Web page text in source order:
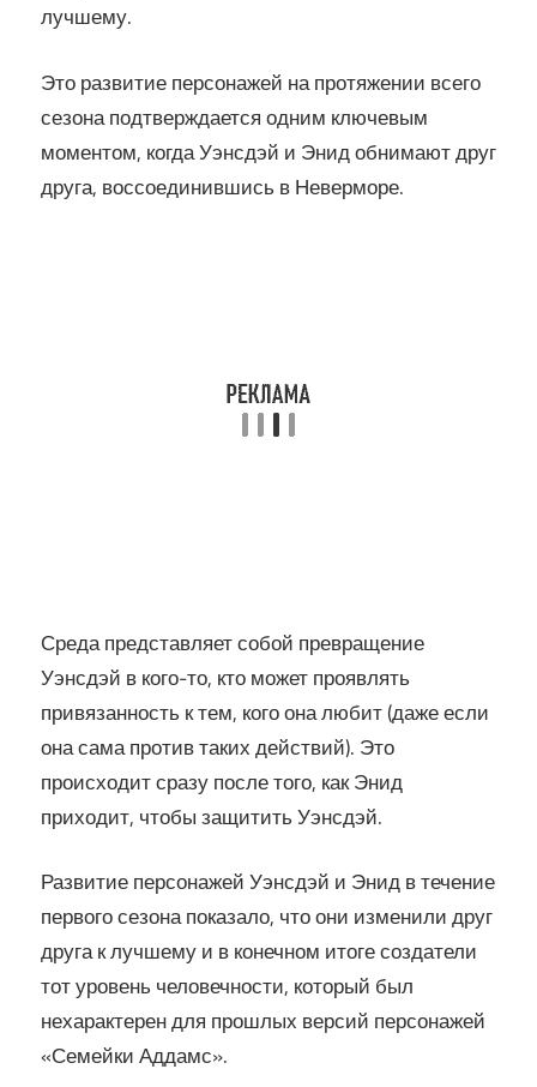
лучшему.
Это развитие персонажей на протяжении всего
сезона подтверждается одним ключевым
моментом, когда Уэнсдэй и Энид обнимают друг
друга, воссоединившись в Неверморе.
Среда представляет собой превращение
Уэнсдэй в кого-то, кто может проявлять
привязанность к тем, кого она любит (даже если
она сама против таких действий). Это
происходит сразу после того, как Энид
приходит, чтобы защитить Уэнсдэй.
Развитие персонажей Уэнсдэй и Энид в течение
первого сезона показало, что они изменили друг
друга к лучшему и в конечном итоге создатели
тот уровень человечности, который был
нехарактерен для прошлых версий персонажей
«Семейки Аддамс».